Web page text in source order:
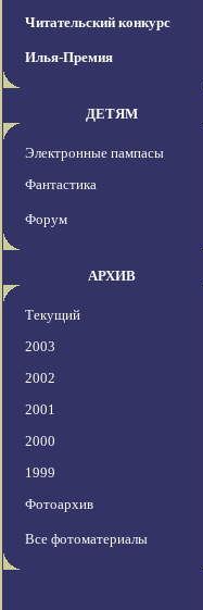
Читательский конкурс
Илья-Премия
ДЕТЯМ
Электронные пампасы
Фантастика
Форум
АРХИВ
Текущий
2003
2002
2001
2000
1999
Фотоархив
Все фотоматериалы